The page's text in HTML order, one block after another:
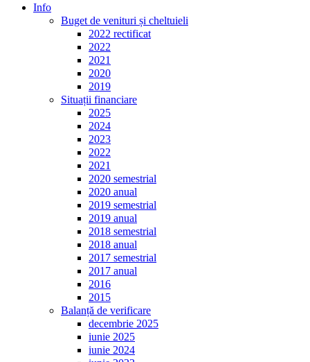
Info
Buget de venituri și cheltuieli
2022 rectificat
2022
2021
2020
2019
Situații financiare
2025
2024
2023
2022
2021
2020 semestrial
2020 anual
2019 semestrial
2019 anual
2018 semestrial
2018 anual
2017 semestrial
2017 anual
2016
2015
Balanță de verificare
decembrie 2025
iunie 2025
iunie 2024